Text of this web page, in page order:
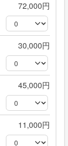
72,000円
30,000円
45,000円
11,000円